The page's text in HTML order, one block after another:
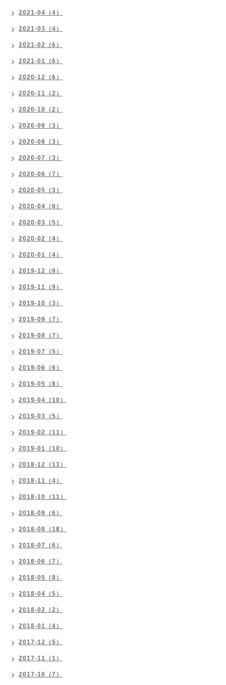
2021-04（4）
2021-03（4）
2021-02（6）
2021-01（6）
2020-12（6）
2020-11（2）
2020-10（2）
2020-09（3）
2020-08（3）
2020-07（3）
2020-06（7）
2020-05（3）
2020-04（8）
2020-03（5）
2020-02（4）
2020-01（4）
2019-12（8）
2019-11（9）
2019-10（3）
2019-09（7）
2019-08（7）
2019-07（5）
2019-06（6）
2019-05（8）
2019-04（10）
2019-03（5）
2019-02（11）
2019-01（10）
2018-12（13）
2018-11（4）
2018-10（11）
2018-09（6）
2018-08（18）
2018-07（6）
2018-06（7）
2018-05（8）
2018-04（5）
2018-02（2）
2018-01（4）
2017-12（5）
2017-11（1）
2017-10（7）